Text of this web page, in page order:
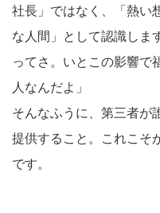
社長」ではなく、「熱い
な人間」として認識しま
ってさ。いとこの影響で
人なんだよ」
そんなふうに、第三者が
提供すること。これこそ
です。